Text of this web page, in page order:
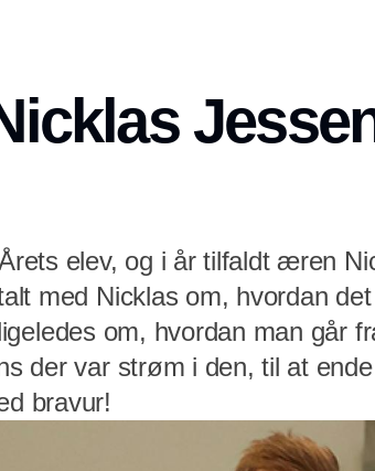
elev, og i år tilfaldt æren
med Nicklas om, hvordan
om, hvordan man går
der var strøm i den, til at
bravur!